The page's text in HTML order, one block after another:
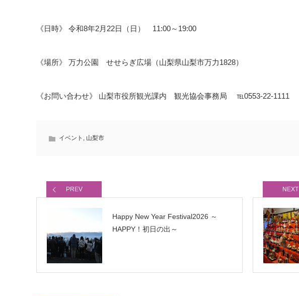
《日時》 令和8年2月22日（日） 11:00～19:00
《場所》 万力公園 せせらぎ広場（山梨県山梨市万力1828）
《お問い合わせ》 山梨市役所観光課内 観光協会事務局 ℡0553-22-1111
イベント , 山梨市
PREV
Happy New Year Festival2026 ～
HAPPY！初日の出～
NEXT